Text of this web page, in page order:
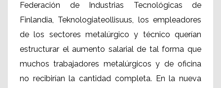
Federación de Industrias Tecnológicas de
Finlandia, Teknologiateollisuus, los empleadores
de los sectores metalúrgico y técnico querían
estructurar el aumento salarial de tal forma que
muchos trabajadores metalúrgicos y de oficina
no recibirían la cantidad completa. En la nueva